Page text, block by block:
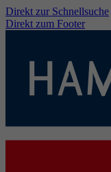
Direkt zur Schnellsuche
Direkt zum Footer